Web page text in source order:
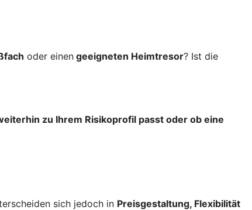
oder einen geeigneten Heimtresor? Ist die
zu Ihrem Risikoprofil passt oder ob eine
sich jedoch in Preisgestaltung, Flexibilität